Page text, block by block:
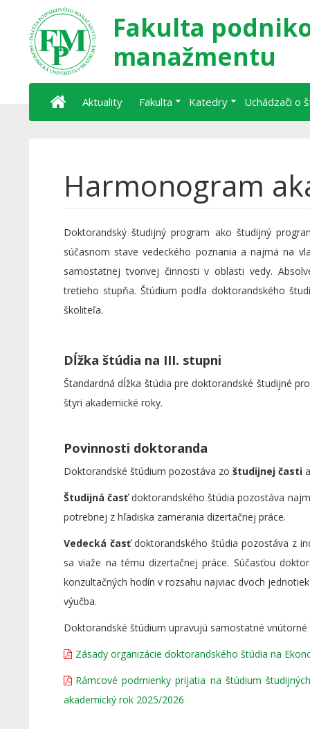
Fakulta
manažmentu
Aktuality Fakulta Katedry Uchádzači o
Harmonogram
Doktorandský študijný program ako študijný
súčasnom stave vedeckého poznania a najmä na
samostatnej tvorivej činnosti v oblasti vedy.
tretieho stupňa. Štúdium podľa doktorandského
školiteľa.
Dĺžka štúdia na III. stupni
Štandardná dĺžka štúdia pre doktorandské študijné
štyri akademické roky.
Povinnosti doktoranda
Doktorandské štúdium pozostáva zo študijnej časti
Študijná časťdoktorandského štúdia pozostáva
potrebnej z hľadiska zamerania dizertačnej práce.
Vedecká časťdoktorandského štúdia pozostáva z
sa viaže na tému dizertačnej práce. Súčasťou
konzultačných hodín v rozsahu najviac dvoch
výučba.
Doktorandské štúdium upravujú samostatné
Zásady organizácie doktorandského štúdia na
Rámcové podmienky prijatia na štúdium
akademický rok 2025/2026